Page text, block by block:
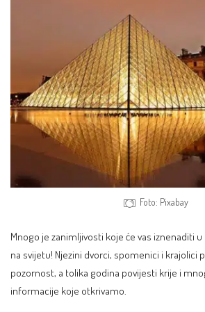
Foto: Pixabay
Mnogo je zanimljivosti koje će vas iznenaditi
na svijetu! Njezini dvorci, spomenici i krajolici
pozornost, a tolika godina povijesti krije i
informacije koje otkrivamo.